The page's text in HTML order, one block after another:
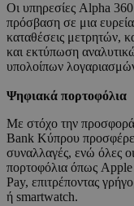
Οι υπηρεσίες Alpha
πρόσβαση σε μια
καταθέσεις μετρητών,
και εκτύπωση
υπολοίπων
Ψηφιακά πορτοφόλια
Με στόχο την
Bank Κύπρου
συναλλαγές, ενώ όλες
πορτοφόλια όπως
Pay, επιτρέποντας
ή smartwatch.